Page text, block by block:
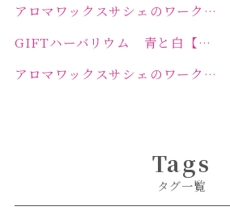
アロマワックスサシェのワークショップinPOLA中込原店 VOL.2
GIFTハーバリウム 青と白【佐久市 ハーバリウム ギフト】
アロマワックスサシェのワークショップinPOLA中込原店ご報告【佐久市 キャンドル サシェ】
Tags
タグ一覧